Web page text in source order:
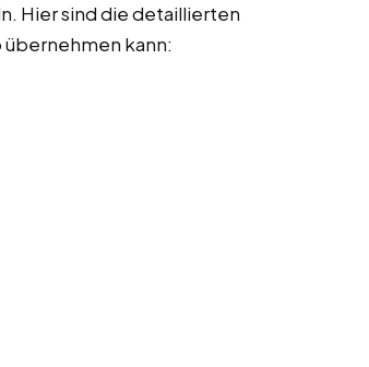
Hier sind die detaillierten
kann: